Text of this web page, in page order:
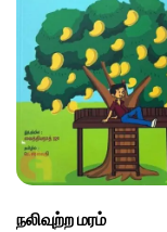
நலிவுற்ற மரம்